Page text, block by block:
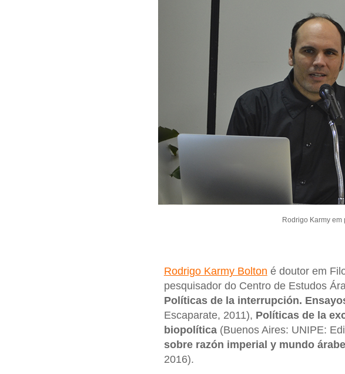
Rodrigo Karmy
Rodrigo Karmy Bolton é doutor em
pesquisador do Centro de Estudos
Políticas de la interrupción.
Escaparate, 2011), Políticas de la
biopolítica(Buenos Aires: UNIPE:
sobre razón imperial y mundo
2016).